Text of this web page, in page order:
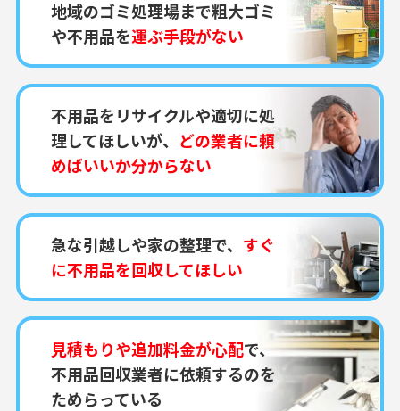
地域のゴミ処理場まで粗大ゴミ
や不用品を運ぶ手段がない
不用品をリサイクルや適切に処
理してほしいが、 どの業者に頼
めばいいか分からない
急な引越しや家の整理で、 すぐ
に不用品を回収してほしい
見積もりや追加料金が心配で、
不用品回収業者に依頼するのを
ためらっている